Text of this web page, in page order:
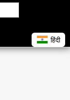
हिंदी